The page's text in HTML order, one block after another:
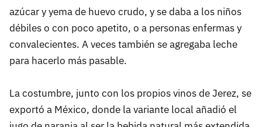
azúcar y yema de huevo crudo, y se daba a los niños
débiles o con poco apetito, o a personas enfermas y
convalecientes. A veces también se agregaba leche
para hacerlo más pasable.
La costumbre, junto con los propios vinos de Jerez, se
exportó a México, donde la variante local añadió el